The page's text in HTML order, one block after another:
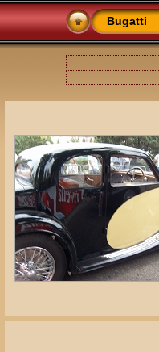
Bugatti